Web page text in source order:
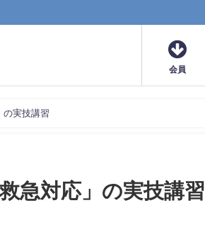
会員
の実技講習
急対応」の実技講習